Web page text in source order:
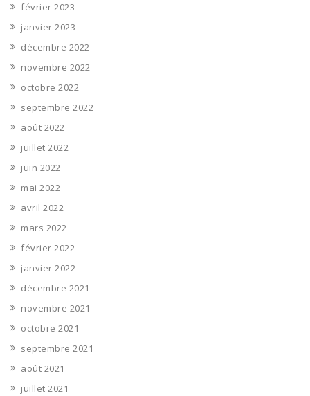
février 2023
janvier 2023
décembre 2022
novembre 2022
octobre 2022
septembre 2022
août 2022
juillet 2022
juin 2022
mai 2022
avril 2022
mars 2022
février 2022
janvier 2022
décembre 2021
novembre 2021
octobre 2021
septembre 2021
août 2021
juillet 2021